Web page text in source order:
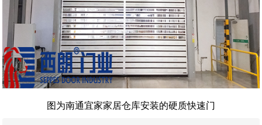
图为南通宜家家居仓库安装的硬质快速门